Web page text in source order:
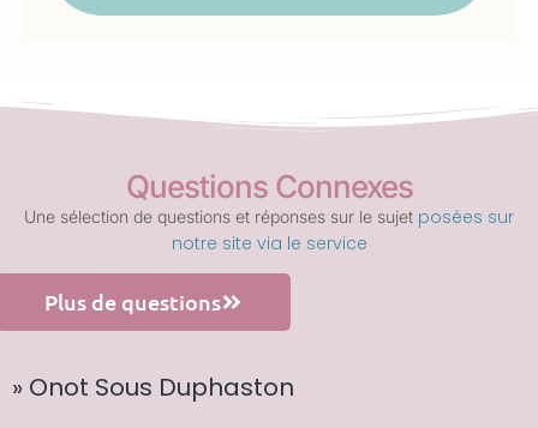
Questions Connexes
Une sélection de questions et réponses sur le sujet posées sur
notre site via le service
Plus de questions
» Onot Sous Duphaston